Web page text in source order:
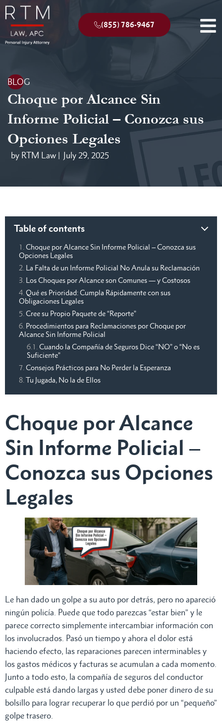
(855) 786-9467
BLOG
Choque por Alcance Sin
Informe Policial – Conozca sus
Opciones Legales
by RTM Law | July 29, 2025
Table of contents
Choque por Alcance Sin Informe Policial – Conozca sus
Opciones Legales
La Falta de un Informe Policial No Anula su Reclamación
Los Choques por Alcance son Comunes — y Costosos
Qué es Prioridad: Cumpla Rápidamente con sus
Obligaciones Legales
Cree su Propio Paquete de “Reporte”
Procedimientos para Reclamaciones por Choque por
Alcance Sin Informe Policial
Cuando la Compañía de Seguros Dice “NO” o “No es
Suficiente”
Consejos Prácticos para No Perder la Esperanza
Tu Jugada, No la de Ellos
Choque por Alcance
Sin Informe Policial –
Conozca sus Opciones
Legales
Le han dado un golpe a su auto por detrás, pero no apareció
ningún policía. Puede que todo parezcas “estar bien” y le
parece correcto simplemente intercambiar información con
los involucrados. Pasó un tiempo y ahora el dolor está
haciendo efecto, las reparaciones parecen interminables y
los gastos médicos y facturas se acumulan a cada momento.
Junto a todo esto, la compañía de seguros del conductor
culpable está dando largas y usted debe poner dinero de su
bolsillo para lograr recuperar lo que perdió por un “pequeño”
golpe trasero.